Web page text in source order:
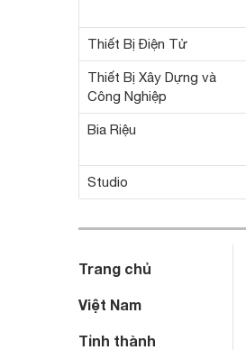
Thiết Bị Điện Tử
Thiết Bị Xây Dựng và
Công Nghiệp
Bia Riệu
Studio
Trang chủ
Việt Nam
Tỉnh thành